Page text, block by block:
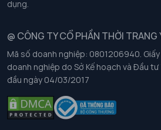
Chính sách thanh toán, giao nhận
Chính sách chất lượng và an toàn sức
Chính sách đơn đồng phục
Hướng dẫn chọn kích thước
dụng.
@ CÔNG TY CỔ PHẦN THỜI TRANG
Mã số doanh nghiệp: 0801206940.
doanh nghiệp do Sở Kế hoạch và Đầu tư
đầu ngày 04/03/2017